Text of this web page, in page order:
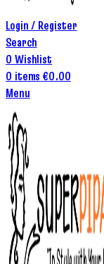
Login / Register
Search
0 Wishlist
0 items €0.00
Menu